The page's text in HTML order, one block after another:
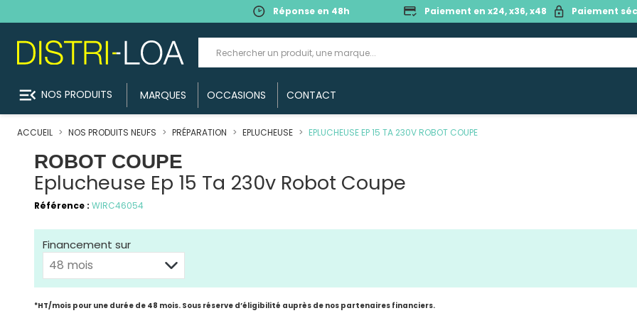
Réponse en 48h Paiement en x24, x36, x48 Paiement
menu_open NOS PRODUITS MARQUES OCCASIONS CONTACT
ACCUEIL NOS PRODUITS NEUFS PRÉPARATION EPLUCHEUSE EPLUCHEUSE EP 15 TA 230V ROBOT COUPE
ROBOT COUPE
Eplucheuse Ep 15 Ta 230v Robot Coupe
Référence : WIRC46054
Financement sur
*HT/mois pour une durée de 48 mois. Sous réserve d’éligibilité auprès de nos partenaires financiers.